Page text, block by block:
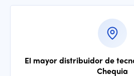
El mayor distribuidor de
Chequia